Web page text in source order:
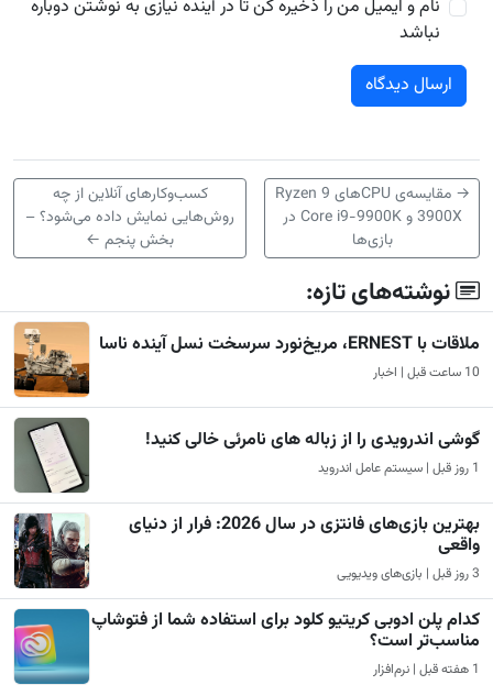
نام و ایمیل من را ذخیره کن تا در آینده نیازی به نوشتن دوباره
نباشد
→
مقایسه‌ی CPUهای Ryzen 9
3900X و Core i9-9900K در
بازی‌ها
کسب‌وکارهای آنلاین از چه
روش‌هایی نمایش داده می‌شود؟ –
بخش پنجم ←
نوشته‌های تازه:
ملاقات با ERNEST، مریخ‌نورد سرسخت نسل آینده ناسا
10 ساعت قبل | اخبار
گوشی اندرویدی را از زباله های نامرئی خالی کنید!
1 روز قبل | سیستم عامل اندروید
بهترین بازی‌های فانتزی در سال 2026: فرار از دنیای
واقعی
3 روز قبل | بازی‌های ویدیویی
کدام پلن ادوبی کریتیو کلود برای استفاده شما از فتوشاپ
مناسب‌تر است؟
1 هفته قبل | نرم‌افزار